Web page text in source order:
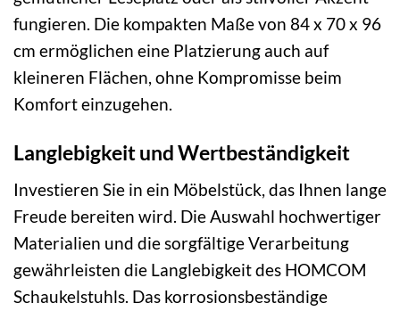
fungieren. Die kompakten Maße von 84 x 70 x 96
cm ermöglichen eine Platzierung auch auf
kleineren Flächen, ohne Kompromisse beim
Komfort einzugehen.
Langlebigkeit und Wertbeständigkeit
Investieren Sie in ein Möbelstück, das Ihnen lange
Freude bereiten wird. Die Auswahl hochwertiger
Materialien und die sorgfältige Verarbeitung
gewährleisten die Langlebigkeit des HOMCOM
Schaukelstuhls. Das korrosionsbeständige